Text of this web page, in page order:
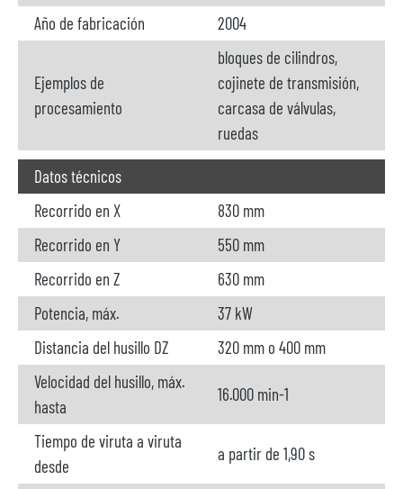
Año de fabricación
2004
Ejemplos de
procesamiento
bloques de cilindros,
cojinete de transmisión,
carcasa de válvulas,
ruedas
Datos técnicos
Recorrido en X
830 mm
Recorrido en Y
550 mm
Recorrido en Z
630 mm
Potencia, máx.
37 kW
Distancia del husillo DZ
320 mm o 400 mm
Velocidad del husillo, máx.
hasta
16.000 min-1
Tiempo de viruta a viruta
desde
a partir de 1,90 s